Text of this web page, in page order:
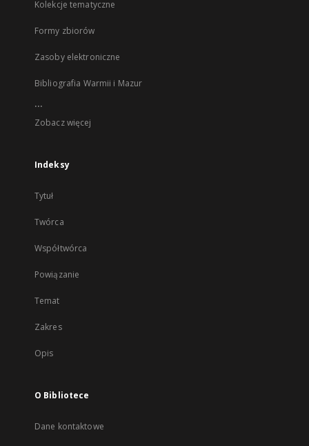
Kolekcje tematyczne
Formy zbiorów
Zasoby elektroniczne
Bibliografia Warmii i Mazur
...
Zobacz więcej
Indeksy
Tytuł
Twórca
Współtwórca
Powiązanie
Temat
Zakres
Opis
O Bibliotece
Dane kontaktowe